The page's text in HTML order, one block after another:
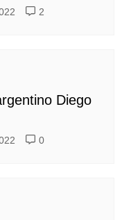
2
Diego
0